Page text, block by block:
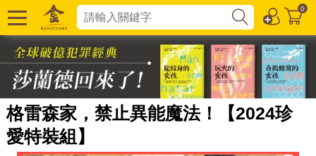
0
格雷森家，禁止異能魔法！【2024珍
愛特裝組】